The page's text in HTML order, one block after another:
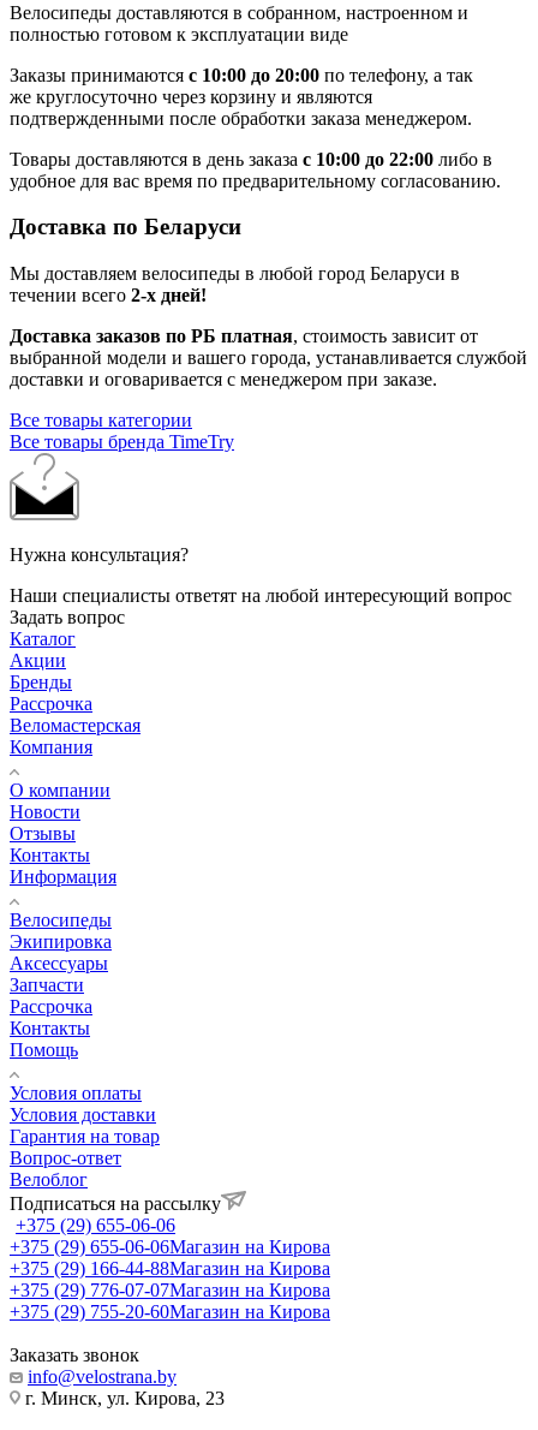
Велосипеды доставляются в собранном, настроенном и
полностью готовом к эксплуатации виде
Заказы принимаются с 10:00 до 20:00 по телефону, а так
же круглосуточно через корзину и являются
подтвержденными после обработки заказа менеджером.
Товары доставляются в день заказа с 10:00 до 22:00 либо в
удобное для вас время по предварительному согласованию.
Доставка по Беларуси
Мы доставляем велосипеды в любой город Беларуси в
течении всего 2-х дней!
Доставка заказов по РБ платная, стоимость зависит от
выбранной модели и вашего города, устанавливается службой
доставки и оговаривается с менеджером при заказе.
Все товары категории
Все товары бренда TimeTry
Нужна консультация?
Наши специалисты ответят на любой интересующий вопрос
Задать вопрос
Каталог
Акции
Бренды
Рассрочка
Веломастерская
Компания
О компании
Новости
Отзывы
Контакты
Информация
Велосипеды
Экипировка
Аксессуары
Запчасти
Рассрочка
Контакты
Помощь
Условия оплаты
Условия доставки
Гарантия на товар
Вопрос-ответ
Велоблог
Подписаться на рассылку
+375 (29) 655-06-06
+375 (29) 655-06-06Магазин на Кирова
+375 (29) 166-44-88Магазин на Кирова
+375 (29) 776-07-07Магазин на Кирова
+375 (29) 755-20-60Магазин на Кирова
Заказать звонок
info@velostrana.by
г. Минск, ул. Кирова, 23